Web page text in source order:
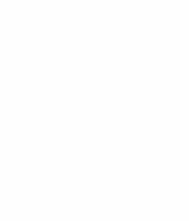
Eugénie
Grèves
!